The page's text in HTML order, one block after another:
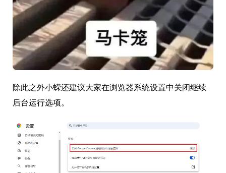
除此之外小蝾还建议大家在浏览器系统设置中关闭继续
后台运行选项。